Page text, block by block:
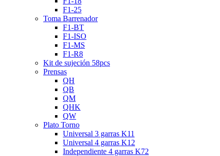
F1-25
Toma Barrenador
F1-BT
F1-ISO
F1-MS
F1-R8
Kit de sujeción 58pcs
Prensas
QH
QB
QM
QHK
QW
Plato Torno
Universal 3 garras K11
Universal 4 garras K12
Independiente 4 garras K72